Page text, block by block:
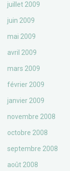
juillet 2009
juin 2009
mai 2009
avril 2009
mars 2009
février 2009
janvier 2009
novembre 2008
octobre 2008
septembre 2008
août 2008